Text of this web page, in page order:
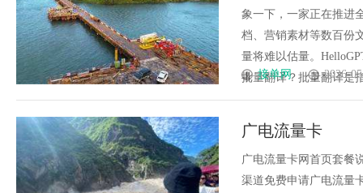
象一下，一家正在推进
档、营销素材等数百份
量将难以估量。
批量翻译？批量翻译是
接单网 2026-
广电流量卡
广电流量卡网首页套餐
渠道免费申请广电流量